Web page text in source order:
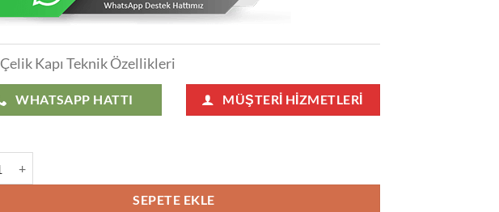
Çelik Kapı Teknik Özellikleri
WHATSAPP HATTI MÜŞTERI HIZMETLERI
SEPETE EKLE